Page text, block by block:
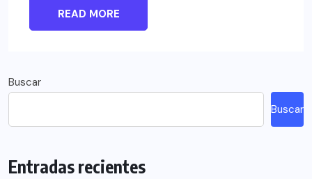
READ MORE
Buscar
Buscar
Entradas recientes